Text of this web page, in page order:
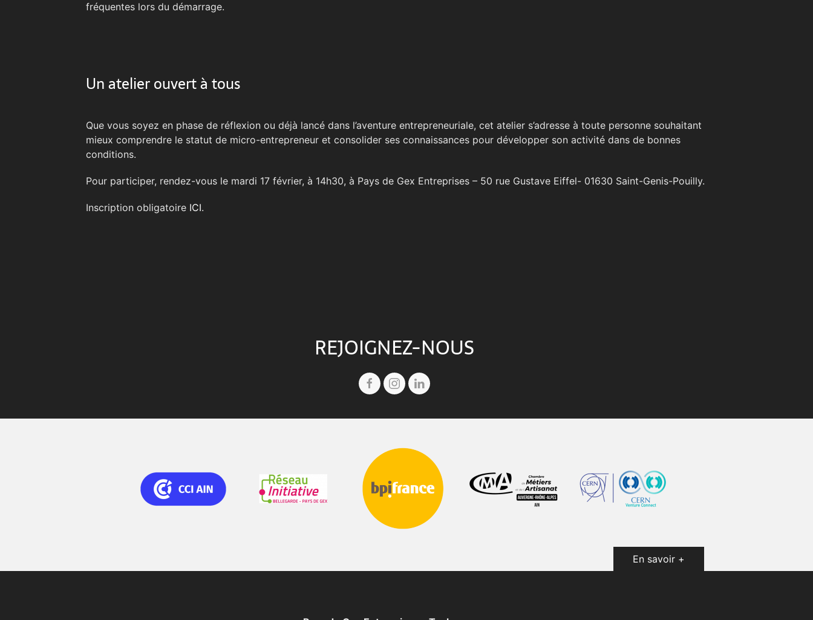
fréquentes lors du démarrage.
Un atelier ouvert à tous
Que vous soyez en phase de réflexion ou déjà lancé dans l’aventure entrepreneuriale, cet atelier s’adresse à toute personne souhaitant
mieux comprendre le statut de micro-entrepreneur et consolider ses connaissances pour développer son activité dans de bonnes
conditions.
Pour participer, rendez-vous le mardi 17 février, à 14h30, à Pays de Gex Entreprises – 50 rue Gustave Eiffel- 01630 Saint-Genis-Pouilly.
Inscription obligatoire ICI.
REJOIGNEZ-NOUS
En savoir +